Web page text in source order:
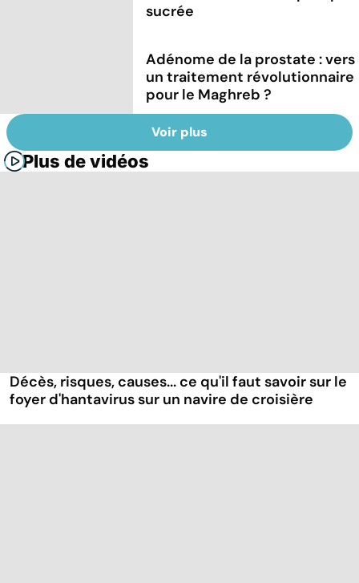
sucrée
Adénome de la prostate : vers
un traitement révolutionnaire
pour le Maghreb ?
Voir plus
Plus de vidéos
Décès, risques, causes... ce qu'il faut savoir sur le
foyer d'hantavirus sur un navire de croisière